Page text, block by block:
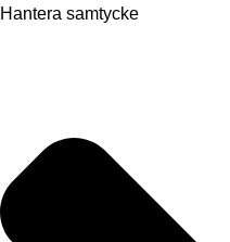
Hantera samtycke